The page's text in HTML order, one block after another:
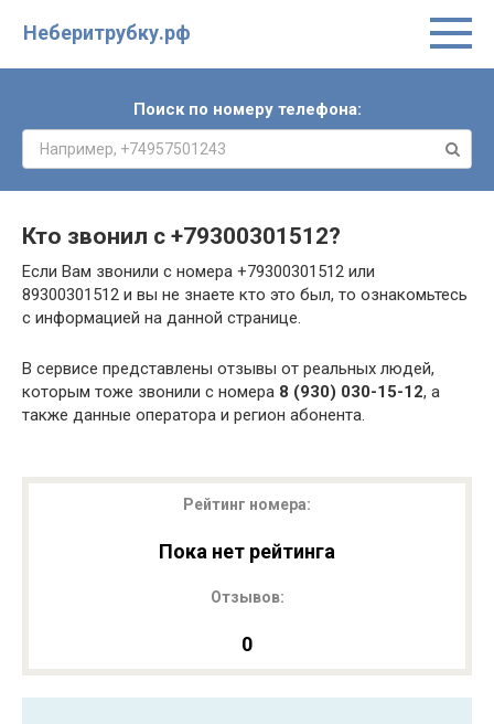
Неберитрубку.рф
Поиск по номеру телефона:
Кто звонил с +79300301512?
Если Вам звонили с номера +79300301512 или
89300301512 и вы не знаете кто это был, то ознакомьтесь
с информацией на данной странице.
В сервисе представлены отзывы от реальных людей,
которым тоже звонили с номера 8 (930) 030-15-12, а
также данные оператора и регион абонента.
Рейтинг номера:
Пока нет рейтинга
Отзывов:
0